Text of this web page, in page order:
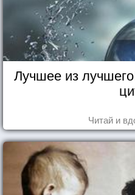
Лучшее из
Читай и